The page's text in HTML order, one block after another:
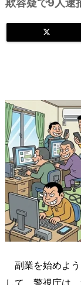
欺容疑で9人逮
副業を始めよう